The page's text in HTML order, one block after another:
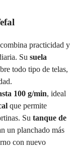
combina practicidad y
Su suela
todo tipo de telas,
100 g/min, ideal
que permite
Su tanque de
un planchado más
con nuevo